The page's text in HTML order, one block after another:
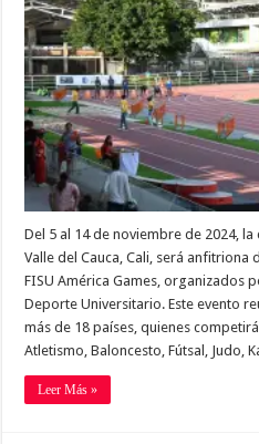
Del 5 al 14 de noviembre de 2024,
Valle del Cauca, Cali, será anfitriona
FISU América Games, organizados
Deporte Universitario. Este evento
más de 18 países, quienes
Atletismo, Baloncesto, Fútsal, Judo,
Leer Más »